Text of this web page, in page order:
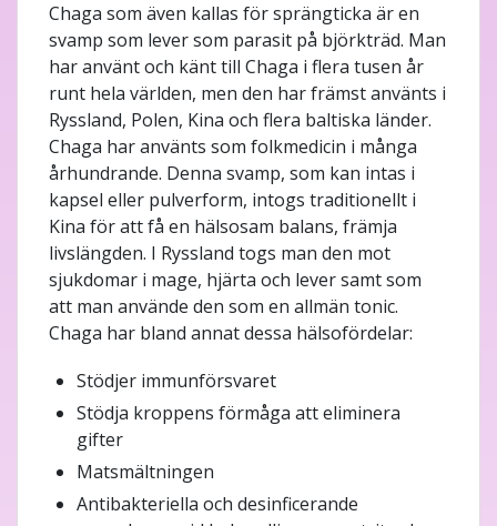
Chaga som även kallas för sprängticka är en
svamp som lever som parasit på björkträd. Man
har använt och känt till Chaga i flera tusen år
runt hela världen, men den har främst använts i
Ryssland, Polen, Kina och flera baltiska länder.
Chaga har använts som folkmedicin i många
århundrande. Denna svamp, som kan intas i
kapsel eller pulverform, intogs traditionellt i
Kina för att få en hälsosam balans, främja
livslängden. I Ryssland togs man den mot
sjukdomar i mage, hjärta och lever samt som
att man använde den som en allmän tonic.
Chaga har bland annat dessa hälsofördelar:
Stödjer immunförsvaret
Stödja kroppens förmåga att eliminera
gifter
Matsmältningen
Antibakteriella och desinficerande